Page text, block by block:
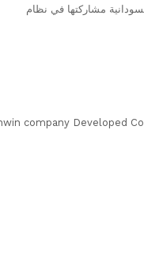
مشاركتها في نظام